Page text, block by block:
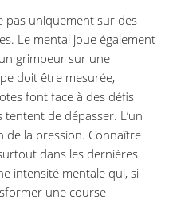
pas uniquement sur des
Le mental joue également
grimpeur sur une
doit être mesurée,
font face à des défis
tentent de dépasser. L’un
de la pression. Connaître
dans les dernières
intensité mentale qui, si
une course